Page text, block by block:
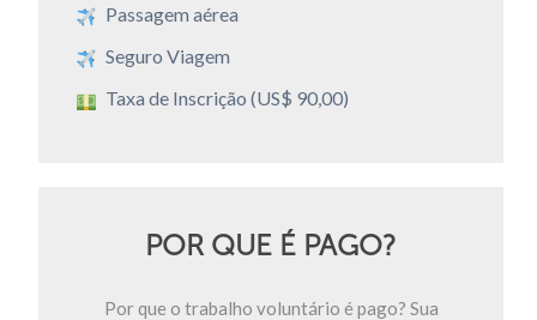
Passagem aérea
Seguro Viagem
Taxa de Inscrição (US$ 90,00)
POR QUE É PAGO?
Por que o trabalho voluntário é pago? Sua